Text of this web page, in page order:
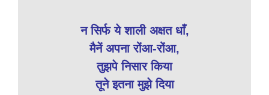
न सिर्फ ये शाली अक्षत धाँ,
मैनें अपना रोंआ-रोंआ,
तुझपे निसार किया
तूने इतना मुझे दिया